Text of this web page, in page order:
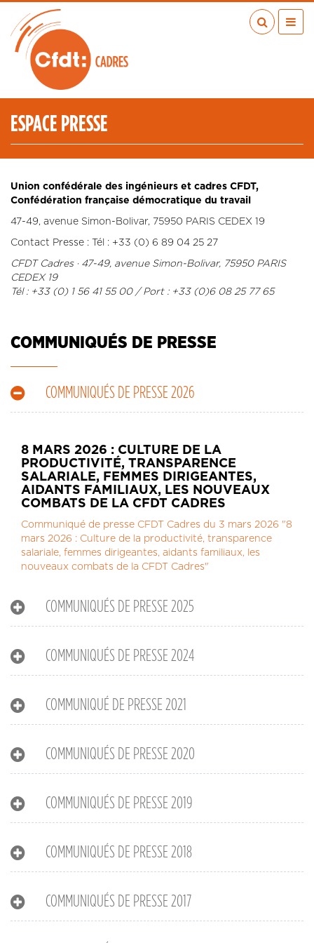
contenu
principal
ACTUALITÉS
PUBLICATIONS
EN RÉGION
QUI SOMMES-NOUS ?
LES TRANSITIONS JUSTES
IA
ESPACE ADHÉRENTS
ADHÉRER
LA REVUE CADRES
LE CREFAC
L’OBSERVATOIRE DES CADRES
ESPACE PRESSE
Union confédérale des ingénieurs et cadres CFDT,
Confédération française démocratique du travail
47-49, avenue Simon-Bolivar, 75950 PARIS CEDEX 19
Contact Presse : Tél : +33 (0) 6 89 04 25 27
CFDT Cadres · 47-49, avenue Simon-Bolivar, 75950 PARIS
CEDEX 19
Tél : +33 (0) 1 56 41 55 00 / Port : +33 (0)6 08 25 77 65
COMMUNIQUÉS DE PRESSE
COMMUNIQUÉS DE PRESSE 2026
8 MARS 2026 : CULTURE DE LA
PRODUCTIVITÉ, TRANSPARENCE
SALARIALE, FEMMES DIRIGEANTES,
AIDANTS FAMILIAUX, LES NOUVEAUX
COMBATS DE LA CFDT CADRES
Communiqué de presse CFDT Cadres du 3 mars 2026 "8
mars 2026 : Culture de la productivité, transparence
salariale, femmes dirigeantes, aidants familiaux, les
nouveaux combats de la CFDT Cadres"
COMMUNIQUÉS DE PRESSE 2025
COMMUNIQUÉS DE PRESSE 2024
COMMUNIQUÉ DE PRESSE 2021
COMMUNIQUÉS DE PRESSE 2020
COMMUNIQUÉS DE PRESSE 2019
COMMUNIQUÉS DE PRESSE 2018
COMMUNIQUÉS DE PRESSE 2017